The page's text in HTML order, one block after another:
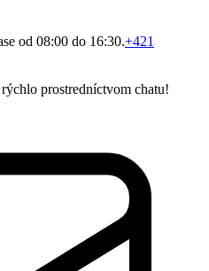
od 08:00 do 16:30.+421
prostredníctvom chatu!